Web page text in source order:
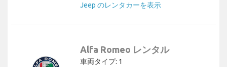
Jeep のレンタカーを表示
Alfa Romeo レンタル
車両タイプ: 1